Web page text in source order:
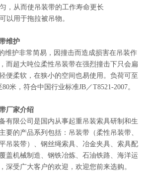
，从而使吊装带的工作寿命更长
以用于拖拉被吊物。
维护
维护非常简易，因撞击而造成损害在吊装作
而超大吨位柔性吊装带在强烈撞击下只会扁
便柔软，在狭小的空间也易使用。负荷可至
米，符合中国行业标准JB／T8521-2007。
厂家介绍
有限公司 是国内从事起重吊装索具研制和生
要的产品系列包括： 吊装带 （柔性吊装带、
吊装带）、 钢丝绳索具、 冶金夹具、 索具配
盖机械制造、钢铁冶炼、石油铁路、海洋运
深受广大客户的欢迎，欢迎您前来选购。